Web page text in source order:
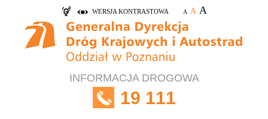
WERSJA KONTRASTOWA A A A
INFORMACJA DROGOWA
19 111